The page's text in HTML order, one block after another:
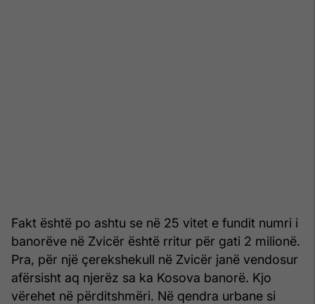
Fakt është po ashtu se në 25 vitet e fundit numri i
banorëve në Zvicër është rritur për gati 2 milionë.
Pra, për një çerekshekull në Zvicër janë vendosur
afërsisht aq njerëz sa ka Kosova banorë. Kjo
vërehet në përditshmëri. Në qendra urbane si